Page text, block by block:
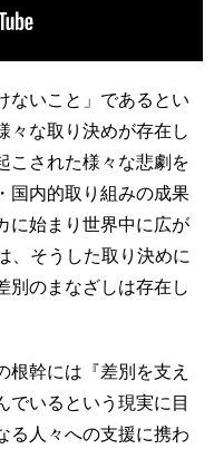
ないこと」であるとい
々な取り決めが存在し
こされた様々な悲劇を
国内的取り組みの成果
に始まり世界中に広が
、そうした取り決めに
別のまなざしは存在し
幹には『差別を支え
でいるという現実に目
る人々への支援に携わ